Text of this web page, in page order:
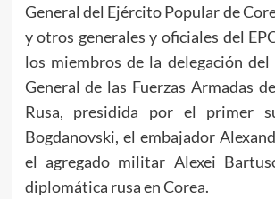
General del Ejército Popular de
y otros generales y oficiales del
los miembros de la delegación
General de las Fuerzas Armadas
Rusa, presidida por el primer
Bogdanovski, el embajador
el agregado militar Alexei
diplomática rusa en Corea.